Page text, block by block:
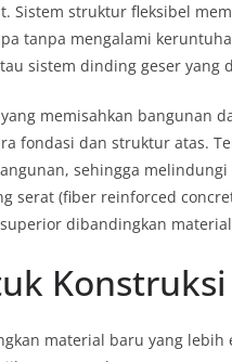
Sistem struktur fleksibel
tanpa mengalami
sistem dinding geser yang
memisahkan bangunan
fondasi dan struktur atas.
sehingga
serat (fiber reinforced
dibandingkan
Konstruksi
material baru yang lebih